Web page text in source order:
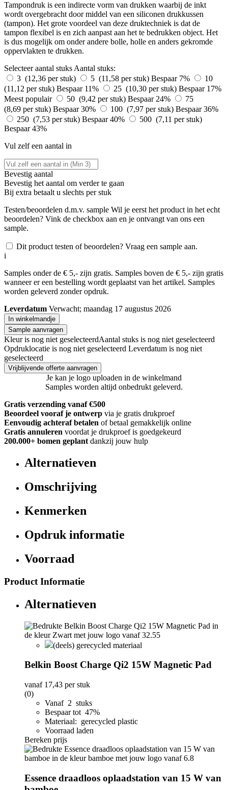
Tampondruk is een indirecte vorm van drukken waarbij de inkt
wordt overgebracht door middel van een siliconen drukkussen
(tampon). Het grote voordeel van deze druktechniek is dat de
tampon flexibel is en zich aanpast aan het te bedrukken object. Het
is dus mogelijk om onder andere bolle, holle en anders gekromde
oppervlakten te drukken.
Selecteer aantal stuksAantal stuks:
3 (12,36 per stuk)
5 (11,58 per stuk) Bespaar 7%
10
(11,12 per stuk) Bespaar 11% 25 (10,30 per stuk) Bespaar 17%
Meest populair
50 (9,42 per stuk) Bespaar 24%
75
(8,69 per stuk) Bespaar 30% 100 (7,97 per stuk) Bespaar 36%
250 (7,53 per stuk) Bespaar 40%
500 (7,11 per stuk)
Bespaar 43%
Vul zelf een aantal in
Bevestig aantal
Bevestig het aantal om verder te gaan
Bij extra betaalt u slechts per stuk
Testen/beoordelen d.m.v. sample Wil je eerst het product in het echt
beoordelen? Vink de checkbox aan en je ontvangt van ons een
sample.
Dit product testen of beoordelen? Vraag een sample aan.
i
Samples onder de € 5,- zijn gratis. Samples boven de € 5,- zijn gratis
wanneer er een bestelling wordt geplaatst van het artikel. Samples
worden geleverd zonder opdruk.
Leverdatum Verwacht; maandag 17 augustus 2026
In winkelmandje
Sample aanvragen
Kleur is nog niet geselecteerdAantal stuks is nog niet geselecteerd
Opdruklocatie is nog niet geselecteerd Leverdatum is nog niet
geselecteerd
Vrijblijvende offerte aanvragen
Je kan je logo uploaden in de winkelmand
Samples worden altijd onbedrukt geleverd.
Gratis verzending vanaf €500
Beoordeel vooraf je ontwerp via je gratis drukproef
Eenvoudig achteraf betalen of betaal gemakkelijk online
Gratis annuleren voordat je drukproef is goedgekeurd
200.000+ bomen geplant dankzij jouw hulp
Alternatieven
Omschrijving
Kenmerken
Opdruk informatie
Voorraad
Product Informatie
Alternatieven
(deels) gerecycled materiaal
Belkin Boost Charge Qi2 15W Magnetic Pad
vanaf 17,43 per stuk
(0)
Vanaf 2 stuks
Bespaar tot 47%
Materiaal: gerecycled plastic
Voorraad laden
Bereken prijs
Essence draadloos oplaadstation van 15 W van